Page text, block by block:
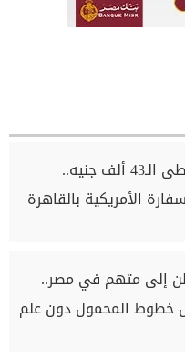
رواتب شهرية تتخطى الـ43 ألف جنيه..
الأمريكية بالقاهرة
إلى متهم في مصر..
المحمول دون علم